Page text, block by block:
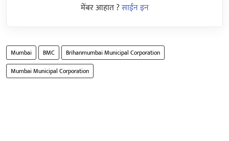
मेंबर आहात ?साईन इन
Mumbai BMC
Brihanmumbai Municipal Corporation
Mumbai Municipal Corporation